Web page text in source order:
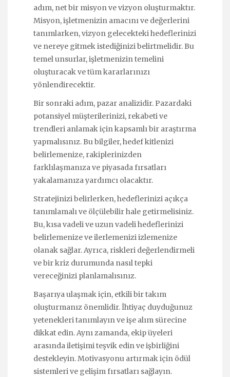
adım, net bir misyon ve vizyon oluşturmaktır.
Misyon, işletmenizin amacını ve değerlerini
tanımlarken, vizyon gelecekteki hedeflerinizi
ve nereye gitmek istediğinizi belirtmelidir. Bu
temel unsurlar, işletmenizin temelini
oluşturacak ve tüm kararlarınızı
yönlendirecektir.
Bir sonraki adım, pazar analizidir. Pazardaki
potansiyel müşterilerinizi, rekabeti ve
trendleri anlamak için kapsamlı bir araştırma
yapmalısınız. Bu bilgiler, hedef kitlenizi
belirlemenize, rakiplerinizden
farklılaşmanıza ve piyasada fırsatları
yakalamanıza yardımcı olacaktır.
Stratejinizi belirlerken, hedeflerinizi açıkça
tanımlamalı ve ölçülebilir hale getirmelisiniz.
Bu, kısa vadeli ve uzun vadeli hedeflerinizi
belirlemenize ve ilerlemenizi izlemenize
olanak sağlar. Ayrıca, riskleri değerlendirmeli
ve bir kriz durumunda nasıl tepki
vereceğinizi planlamalısınız.
Başarıya ulaşmak için, etkili bir takım
oluşturmanız önemlidir. İhtiyaç duyduğunuz
yetenekleri tanımlayın ve işe alım sürecine
dikkat edin. Aynı zamanda, ekip üyeleri
arasında iletişimi teşvik edin ve işbirliğini
destekleyin. Motivasyonu artırmak için ödül
sistemleri ve gelişim fırsatları sağlayın.